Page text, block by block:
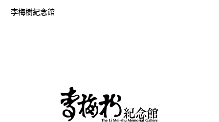
李梅樹紀念館